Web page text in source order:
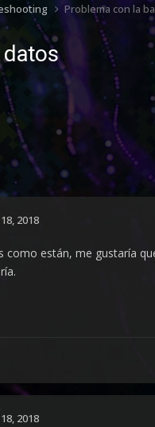
Problema con la
datos
2018
como están, me gustaría
2018